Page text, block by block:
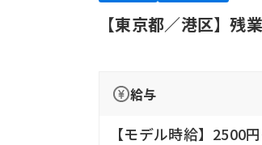
【東京都／港区】
給与
【モデル時給】2500